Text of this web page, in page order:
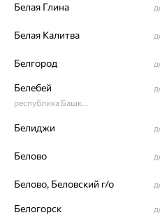
64%
Белая Глина
Белая Калитва
Белгород
Белебей
республика Башкортостан
Белиджи
Белово
Белово, Беловский г/о
Белогорск